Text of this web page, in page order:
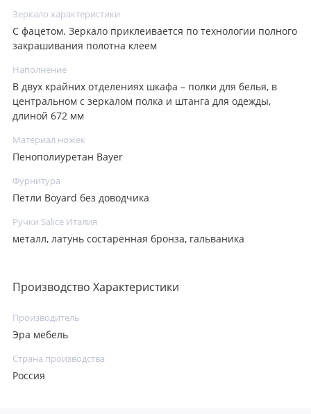
Зеркало характеристики
С фацетом. Зеркало приклеивается по технологии полного
закрашивания полотна клеем
Наполнение
В двух крайних отделениях шкафа – полки для белья, в
центральном с зеркалом полка и штанга для одежды,
длиной 672 мм
Материал ножек
Пенополиуретан Bayer
Фурнитура
Петли Boyard без доводчика
Ручки Salice Италия
металл, латунь состаренная бронза, гальваника
Производство Характеристики
Производитель
Эра мебель
Страна производства
Россия